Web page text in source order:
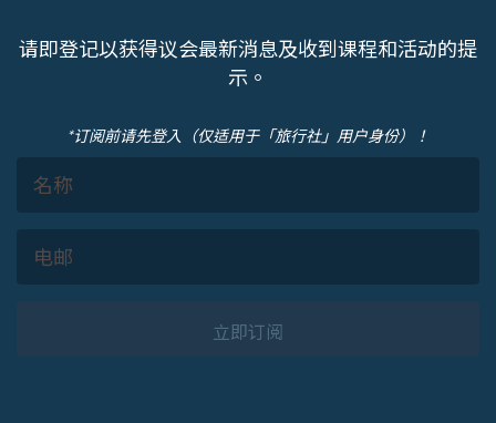
请即登记以获得议会最新消息及收到课程和活动的提
示。
*订阅前请先登入（仅适用于「旅行社」用户身份）！
立即订阅